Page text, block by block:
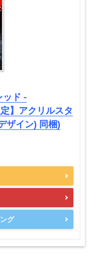
ッド -
】アクリルスタ
ザイン) 同梱)
グ